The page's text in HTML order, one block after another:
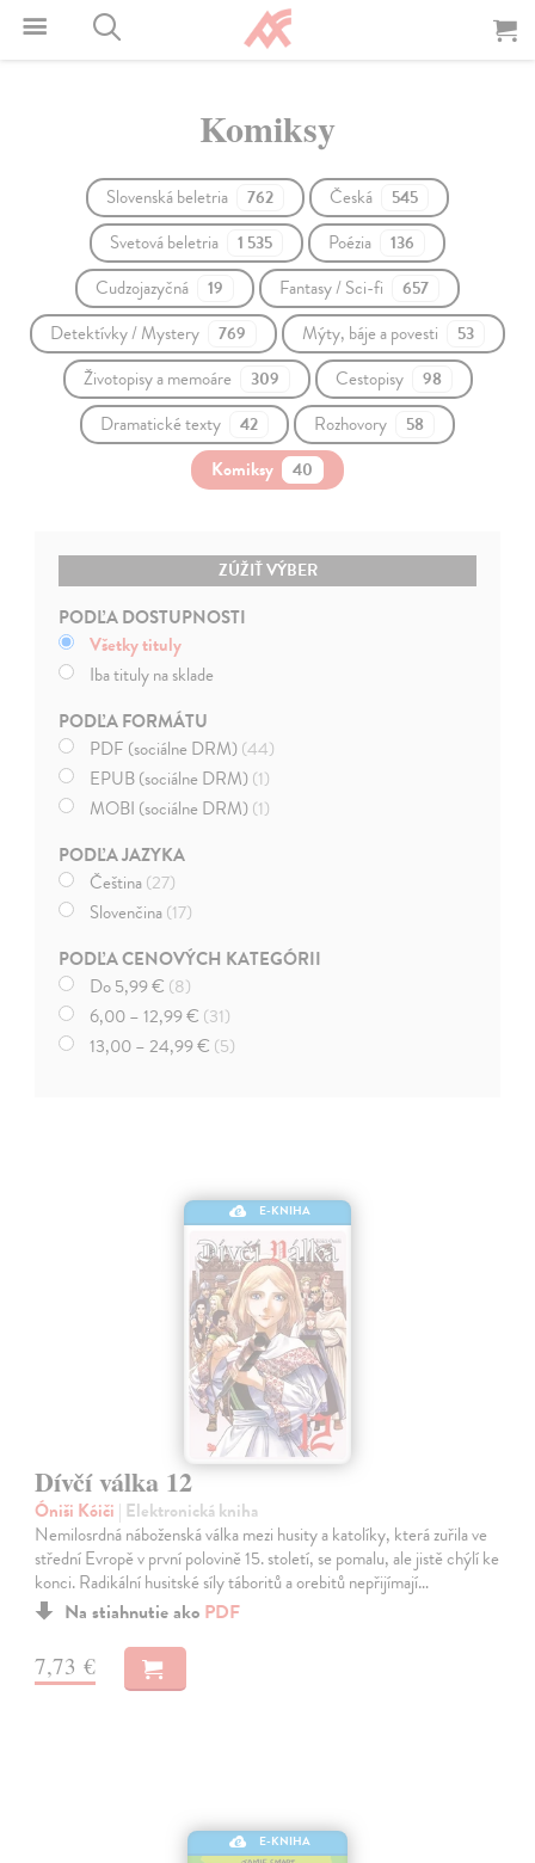
Komiksy
Slovenská beletria 762 Česká 545
Svetová beletria 1 535 Poézia 136
Cudzojazyčná 19 Fantasy / Sci-fi 657
Detektívky / Mystery 769 Mýty, báje a povesti 53
Životopisy a memoáre 309 Cestopisy 98
Dramatické texty 42 Rozhovory 58
Komiksy 40
ZÚŽIŤ VÝBER
PODĽA DOSTUPNOSTI
Všetky tituly
Iba tituly na sklade
PODĽA FORMÁTU
PDF (sociálne DRM)(44)
EPUB (sociálne DRM)(1)
MOBI (sociálne DRM)(1)
PODĽA JAZYKA
Čeština(27)
Slovenčina(17)
PODĽA CENOVÝCH KATEGÓRII
Do 5,99 € (8)
6,00 – 12,99 € (31)
13,00 – 24,99 € (5)
E-KNIHA
Dívčí válka 12
Óniši Kóiči | Elektronická kniha
Nemilosrdná náboženská válka mezi husity a katolíky, která zuřila ve
střední Evropě v první polovině 15. století, se pomalu, ale jistě chýlí ke
konci. Radikální husitské síly táboritů a orebitů nepřijímají…
Na stiahnutie ako PDF
7,73 €
E-KNIHA